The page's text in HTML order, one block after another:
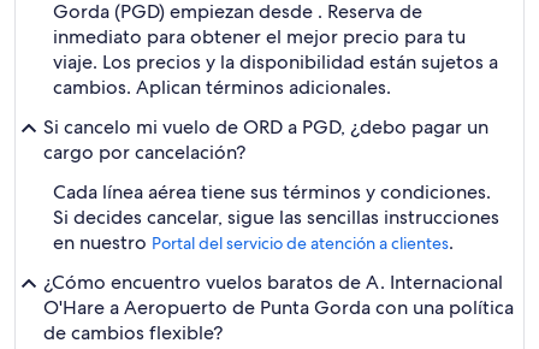
Gorda (PGD) empiezan desde . Reserva de
inmediato para obtener el mejor precio para tu
viaje. Los precios y la disponibilidad están sujetos a
cambios. Aplican términos adicionales.
Si cancelo mi vuelo de ORD a PGD, ¿debo pagar un
cargo por cancelación?
Cada línea aérea tiene sus términos y condiciones.
Si decides cancelar, sigue las sencillas instrucciones
en nuestro Portal del servicio de atención a clientes.
¿Cómo encuentro vuelos baratos de A. Internacional
O'Hare a Aeropuerto de Punta Gorda con una política
de cambios flexible?